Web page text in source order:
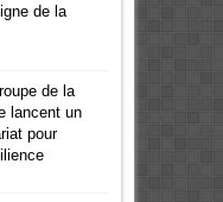
de la
de la
lancent un
pour